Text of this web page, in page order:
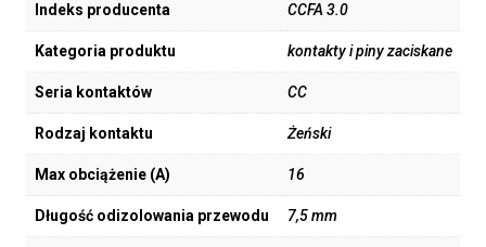
Indeks producenta CCFA 3.0
Kategoria produktu kontakty i piny zaciskane
Seria kontaktów CC
Rodzaj kontaktu Żeński
Max obciążenie (A) 16
Długość odizolowania przewodu 7,5 mm